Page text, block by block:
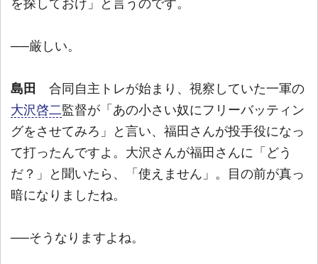
を探しておけ」と言うのです。
──厳しい。
島田
合同自主トレが始まり、視察していた一軍の
大沢啓二監督が「あの小さい奴にフリーバッティン
グをさせてみろ」と言い、福田さんが投手役になっ
て打ったんですよ。大沢さんが福田さんに「どう
だ？」と聞いたら、「使えません」。目の前が真っ
暗になりましたね。
──そうなりますよね。